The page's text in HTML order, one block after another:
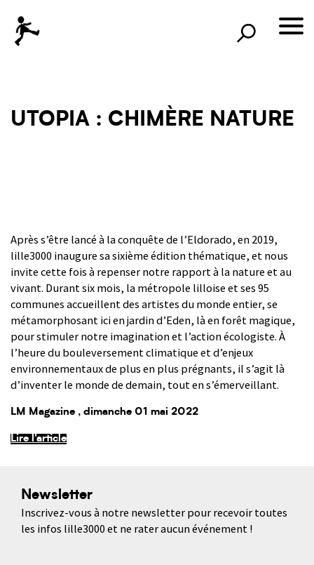
Rechercher ×
UTOPIA : CHIMÈRE NATURE
Après s’être lancé à la conquête de l’Eldorado, en 2019,
lille3000 inaugure sa sixième édition thématique, et nous
invite cette fois à repenser notre rapport à la nature et au
vivant. Durant six mois, la métropole lilloise et ses 95
communes accueillent des artistes du monde entier, se
métamorphosant ici en jardin d’Eden, là en forêt magique,
pour stimuler notre imagination et l’action écologiste. À
l’heure du bouleversement climatique et d’enjeux
environnementaux de plus en plus prégnants, il s’agit là
d’inventer le monde de demain, tout en s’émerveillant.
LM Magazine , dimanche 01 mai 2022
Lire l'article
Newsletter
Inscrivez-vous à notre newsletter pour recevoir toutes
les infos lille3000 et ne rater aucun événement !